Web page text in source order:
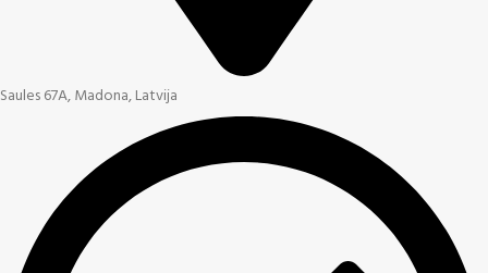
Saules 67A, Madona, Latvija